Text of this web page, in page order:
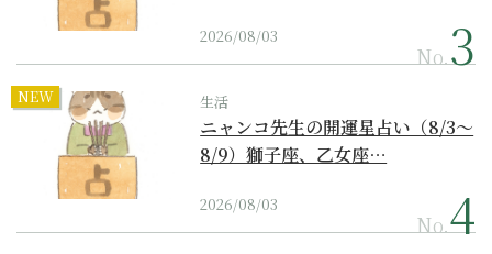
2026/08/03
No.
NEW 生活
ニャンコ先生の開運星占い（8/3～
8/9）獅子座、乙女座…
2026/08/03
No.